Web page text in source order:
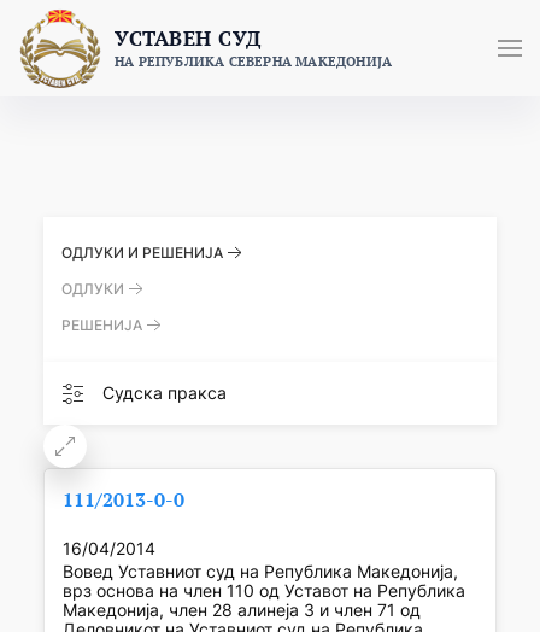
content
УСТАВЕН СУД
НА РЕПУБЛИКА СЕВЕРНА МАКЕДОНИЈА
ОДЛУКИ И РЕШЕНИЈА
ОДЛУКИ
РЕШЕНИЈА
Судска пракса
111/2013-0-0
16/04/2014
Вовед Уставниот суд на Република Македонија,
врз основа на член 110 од Уставот на Република
Македонија, член 28 алинеја 3 и член 71 од